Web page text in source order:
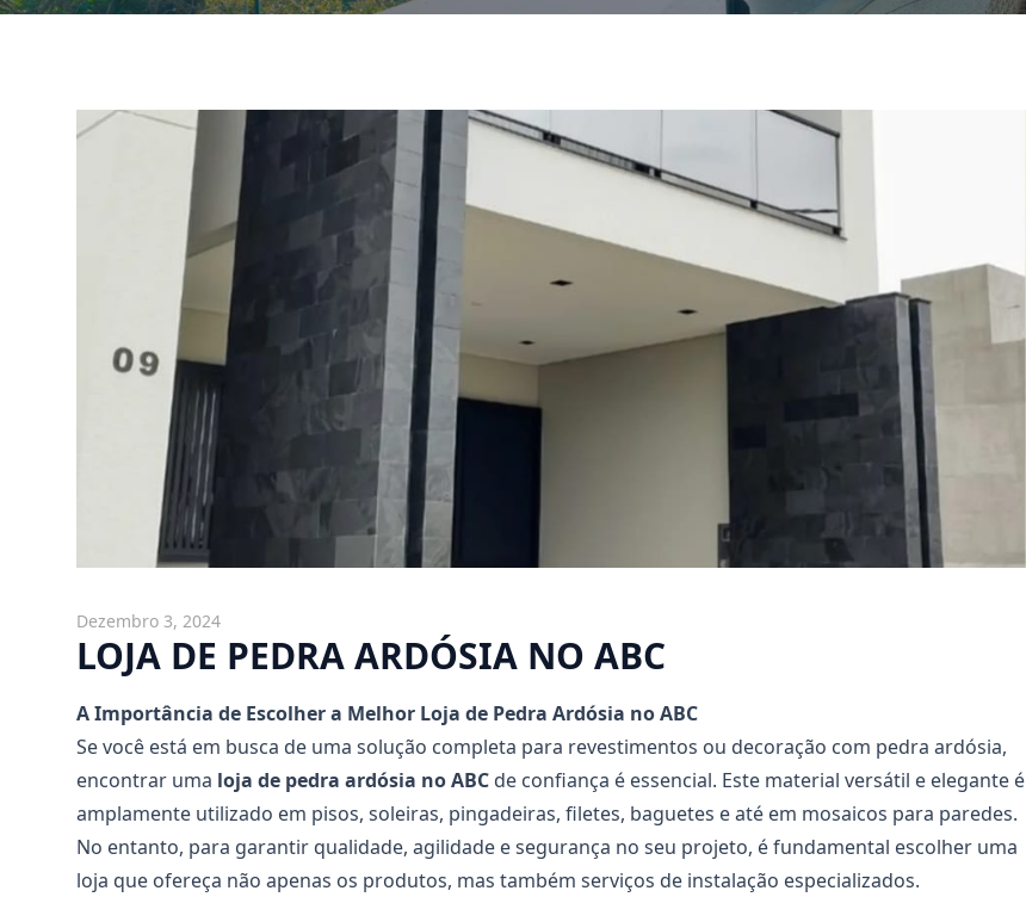
Dezembro 3, 2024
LOJA DE PEDRA ARDÓSIA NO ABC
A Importância de Escolher a Melhor Loja de Pedra Ardósia no ABC
Se você está em busca de uma solução completa para revestimentos ou decoração com pedra ardósia,
encontrar uma loja de pedra ardósia no ABC de confiança é essencial. Este material versátil e elegante é
amplamente utilizado em pisos, soleiras, pingadeiras, filetes, baguetes e até em mosaicos para paredes.
No entanto, para garantir qualidade, agilidade e segurança no seu projeto, é fundamental escolher uma
loja que ofereça não apenas os produtos, mas também serviços de instalação especializados.